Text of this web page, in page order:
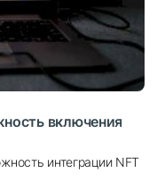
включения
интеграции NFT